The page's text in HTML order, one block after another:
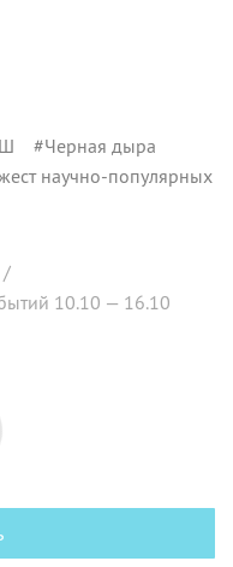
#Черная дыра
научно-популярных
/
10.10 — 16.10